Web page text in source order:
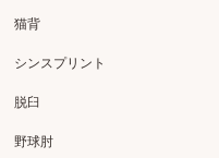
猫背
シンスプリント
脱臼
野球肘